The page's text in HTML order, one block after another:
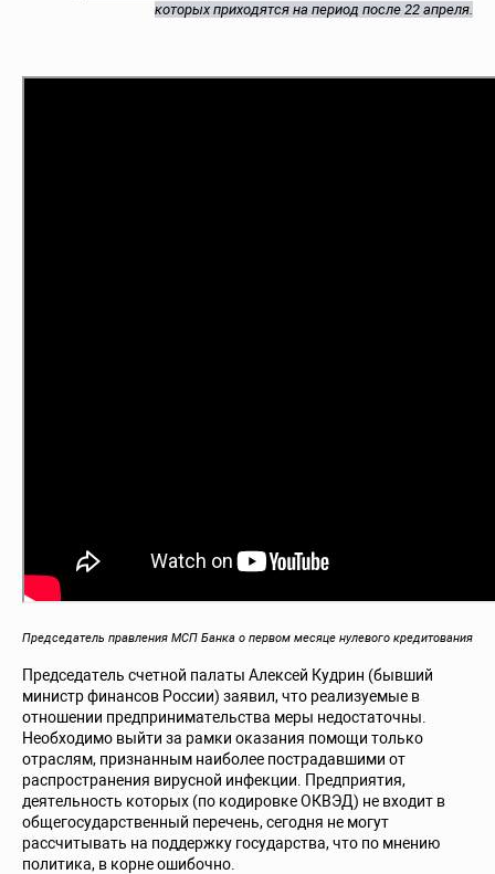
которых приходятся на период после 22 апреля.
Председатель правления МСП Банка о первом месяце нулевого кредитования
Председатель счетной палаты Алексей Кудрин (бывший
министр финансов России) заявил, что реализуемые в
отношении предпринимательства меры недостаточны.
Необходимо выйти за рамки оказания помощи только
отраслям, признанным наиболее пострадавшими от
распространения вирусной инфекции. Предприятия,
деятельность которых (по кодировке ОКВЭД) не входит в
общегосударственный перечень, сегодня не могут
рассчитывать на поддержку государства, что по мнению
политика, в корне ошибочно.